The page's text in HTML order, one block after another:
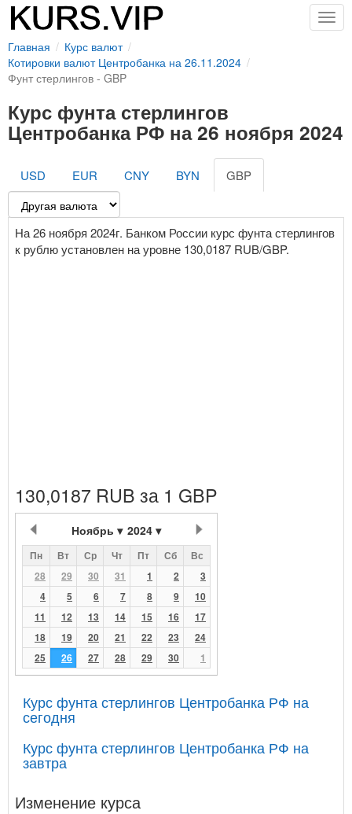
Главная
Курс валют
Котировки валют Центробанка на 26.11.2024
Фунт стерлингов - GBP
Курс фунта стерлингов
Центробанка РФ на 26 ноября 2024
USD EUR CNY BYN GBP
На 26 ноября 2024г. Банком России курс фунта стерлингов
к рублю установлен на уровне 130,0187 RUB/GBP.
130,0187 RUB за 1 GBP
Ноябрь 2024
Пн Вт Ср Чт Пт Сб
Вс
28
29 30 31 1 2
3
4
5 6 7 8 9
10
11
12 13 14 15 16
17
18
19 20 21 22 23
24
25
26 27 28 29 30 1
Курс фунта стерлингов Центробанка РФ на
сегодня
Курс фунта стерлингов Центробанка РФ на
завтра
Изменение курса